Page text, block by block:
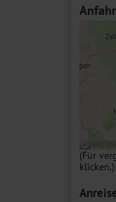
(Für
klicken.)